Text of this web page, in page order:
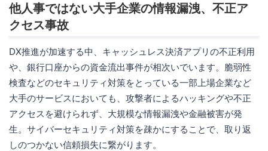
他人事ではない大手企業の情報漏洩、不正ア
クセス事故
DX推進が加速する中、キャッシュレス決済アプリの不正利用
や、銀行口座からの資金流出事件が相次いでいます。脆弱性
検査などのセキュリティ対策をとっている一部上場企業など
大手のサービスにおいても、攻撃者によるハッキングや不正
アクセスを避けられず、大規模な情報漏洩や金融被害が発
生。サイバーセキュリティ対策を疎かにすることで、取り返
しのつかない信頼損失に繋がります。